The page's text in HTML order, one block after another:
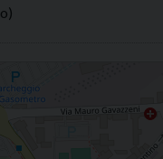
DELLA S.CROCE